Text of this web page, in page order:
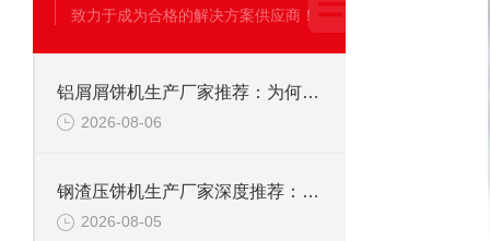
致力于成为合格的解决方案供应商！
铝屑屑饼机生产厂家推荐：为何恩派特成为金属回收行业的“隐形优选”？
2026-08-06
钢渣压饼机生产厂家深度推荐：为何恩派特成为高净值产线的优选
2026-08-05